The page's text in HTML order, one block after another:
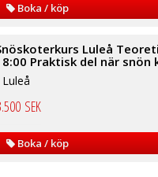
Boka / köp
Luleå
Praktisk del när snön
SEK
Boka / köp